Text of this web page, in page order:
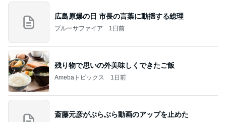
広島原爆の日 市長の言葉に動揺する総理
ブルーサファイア 1日前
残り物で思いの外美味しくできたご飯
Amebaトピックス 1日前
斎藤元彦がぶらぶら動画のアップを止めた